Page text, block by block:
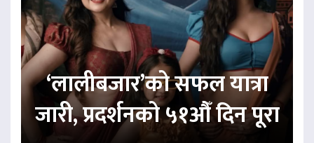
‘लालीबजार’को सफल यात्रा
जारी, प्रदर्शनको ५१औँ दिन पूरा